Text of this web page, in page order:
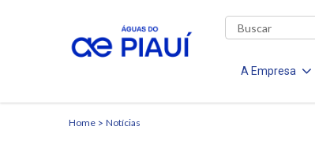
A Empresa
Home Notícias